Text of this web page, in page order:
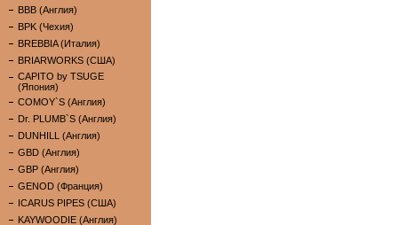
BBB (Англия)
BPK (Чехия)
BREBBIA (Италия)
BRIARWORKS (США)
CAPITO by TSUGE
(Япония)
COMOY`S (Англия)
Dr. PLUMB`S (Англия)
DUNHILL (Англия)
GBD (Англия)
GBP (Англия)
GENOD (Франция)
ICARUS PIPES (США)
KAYWOODIE (Англия)